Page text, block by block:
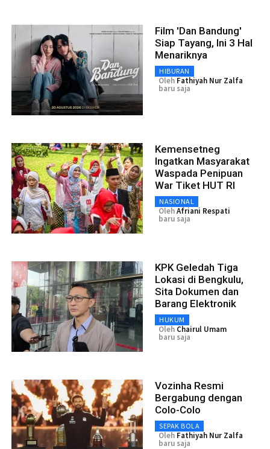
Film 'Dan Bandung'
Siap Tayang, Ini 3 Hal
Menariknya
HIBURAN
Oleh Fathiyah Nur Zalfa
baru saja
Kemensetneg
Ingatkan Masyarakat
Waspada Penipuan
War Tiket HUT RI
NASIONAL
OlehAfriani Respati
baru saja
KPK Geledah Tiga
Lokasi di Bengkulu,
Sita Dokumen dan
Barang Elektronik
HUKUM
Oleh Chairul Umam
baru saja
Vozinha Resmi
Bergabung dengan
Colo-Colo
SEPAK BOLA
Oleh Fathiyah Nur Zalfa
baru saja